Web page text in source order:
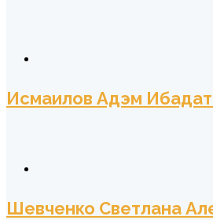
Исмаилов Адэм
Шевченко Светлана